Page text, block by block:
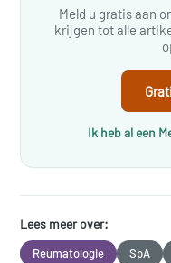
Meld u gratis aan
krijgen tot alle
Ik heb al een
Lees meer over:
Reumatologie SpA